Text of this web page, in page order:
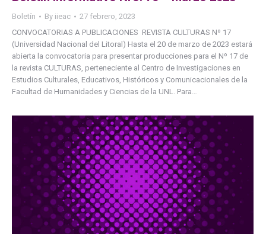
Boletín By iieac
27 febrero, 2023
CONVOCATORIAS A PUBLICACIONES REVISTA CULTURAS Nº 17
(Universidad Nacional del Litoral) Hasta el 20 de marzo de 2023 estará
abierta la convocatoria para presentar producciones para el Nº 17 de
la revista CULTURAS, perteneciente al Centro de Investigaciones en
Estudios Culturales, Educativos, Históricos y Comunicacionales de la
Facultad de Humanidades y Ciencias de la UNL. Para…